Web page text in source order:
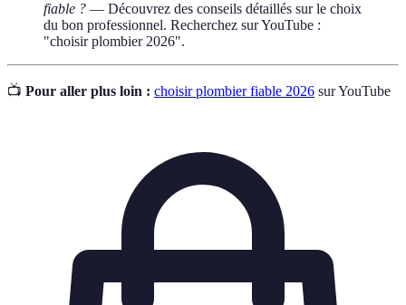
fiable ? — Découvrez des conseils détaillés sur le choix
du bon professionnel. Recherchez sur YouTube :
"choisir plombier 2026".
📺 Pour aller plus loin : choisir plombier fiable 2026 sur YouTube